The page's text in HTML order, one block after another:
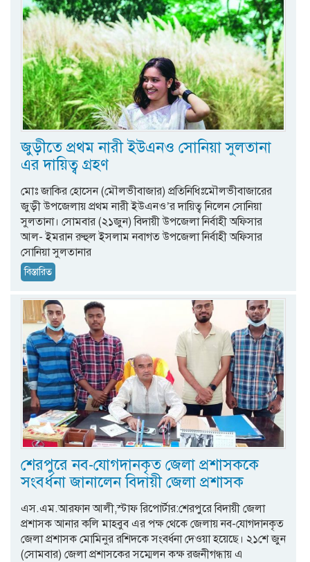
জুড়ীতে প্রথম নারী ইউএনও সোনিয়া সুলতানা
এর দায়িত্ব গ্রহণ
মোঃ জাকির হোসেন (মৌলভীবাজার) প্রতিনিধিঃমৌলভীবাজারের
জুড়ী উপজেলায় প্রথম নারী ইউএনও’র দায়িত্ব নিলেন সোনিয়া
সুলতানা। সোমবার (২১জুন) বিদায়ী উপজেলা নির্বাহী অফিসার
আল- ইমরান রুহুল ইসলাম নবাগত উপজেলা নির্বাহী অফিসার
সোনিয়া সুলতানার
বিস্তারিত
শেরপুরে নব-যোগদানকৃত জেলা প্রশাসককে
সংবর্ধনা জানালেন বিদায়ী জেলা প্রশাসক
এস.এম.আরফান আলী,স্টাফ রিপোর্টার:শেরপুরে বিদায়ী জেলা
প্রশাসক আনার কলি মাহবুব এর পক্ষ থেকে জেলায় নব-যোগদানকৃত
জেলা প্রশাসক মোমিনুর রশিদকে সংবর্ধনা দেওয়া হয়েছে। ২১শে জুন
(সোমবার) জেলা প্রশাসকের সম্মেলন কক্ষ রজনীগন্ধায় এ